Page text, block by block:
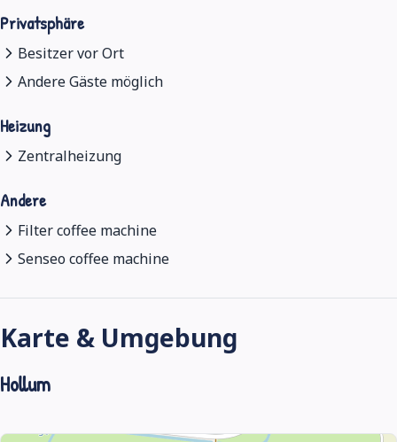
Privatsphäre
Besitzer vor Ort
Andere Gäste möglich
Heizung
Zentralheizung
Andere
Filter coffee machine
Senseo coffee machine
Karte & Umgebung
Hollum